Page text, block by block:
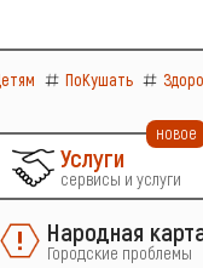
ПоКушать
Услуги
сервисы и услуги
новое
Народная
Городские проблемы